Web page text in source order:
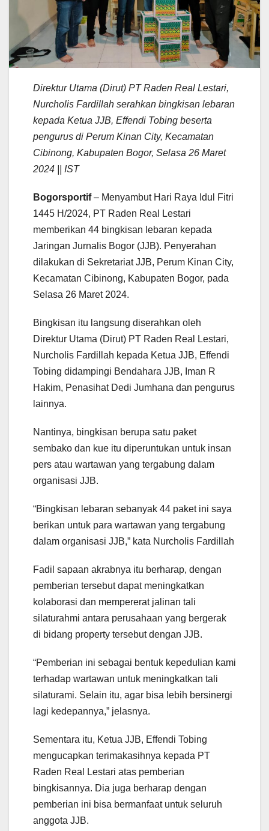
Direktur Utama (Dirut) PT Raden Real Lestari,
Nurcholis Fardillah serahkan bingkisan lebaran
kepada Ketua JJB, Effendi Tobing beserta
pengurus di Perum Kinan City, Kecamatan
Cibinong, Kabupaten Bogor, Selasa 26 Maret
2024 || IST
Bogorsportif– Menyambut Hari Raya Idul Fitri
1445 H/2024, PT Raden Real Lestari
memberikan 44 bingkisan lebaran kepada
Jaringan Jurnalis Bogor (JJB). Penyerahan
dilakukan di Sekretariat JJB, Perum Kinan City,
Kecamatan Cibinong, Kabupaten Bogor, pada
Selasa 26 Maret 2024.
Bingkisan itu langsung diserahkan oleh
Direktur Utama (Dirut) PT Raden Real Lestari,
Nurcholis Fardillah kepada Ketua JJB, Effendi
Tobing didampingi Bendahara JJB, Iman R
Hakim, Penasihat Dedi Jumhana dan pengurus
lainnya.
Nantinya, bingkisan berupa satu paket
sembako dan kue itu diperuntukan untuk insan
pers atau wartawan yang tergabung dalam
organisasi JJB.
“Bingkisan lebaran sebanyak 44 paket ini saya
berikan untuk para wartawan yang tergabung
dalam organisasi JJB,” kata Nurcholis Fardillah
Fadil sapaan akrabnya itu berharap, dengan
pemberian tersebut dapat meningkatkan
kolaborasi dan mempererat jalinan tali
silaturahmi antara perusahaan yang bergerak
di bidang property tersebut dengan JJB.
“Pemberian ini sebagai bentuk kepedulian kami
terhadap wartawan untuk meningkatkan tali
silaturami. Selain itu, agar bisa lebih bersinergi
lagi kedepannya,” jelasnya.
Sementara itu, Ketua JJB, Effendi Tobing
mengucapkan terimakasihnya kepada PT
Raden Real Lestari atas pemberian
bingkisannya. Dia juga berharap dengan
pemberian ini bisa bermanfaat untuk seluruh
anggota JJB.